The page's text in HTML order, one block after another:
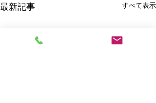
最新記事 すべて表示